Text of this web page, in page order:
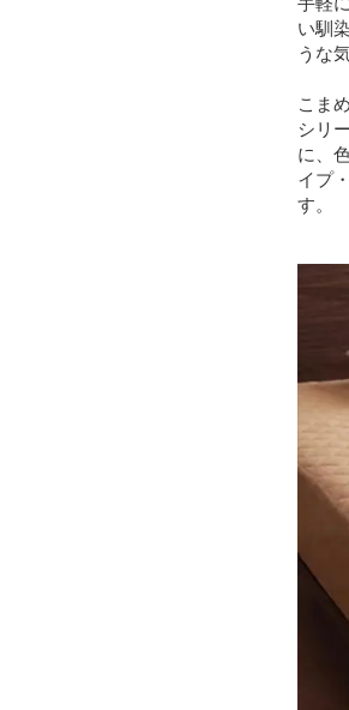
い馴
うな
こま
シリ
に、
イプ
す。